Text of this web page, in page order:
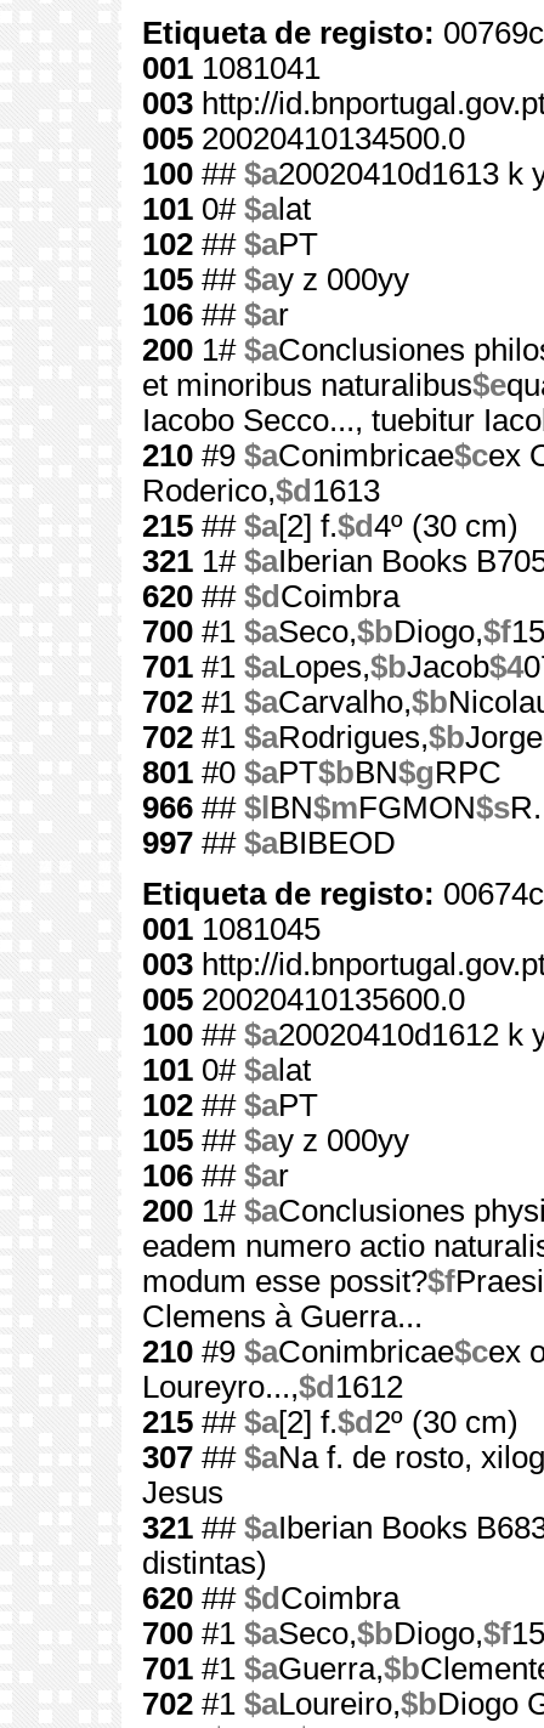
Etiqueta de registo:
001 1081041
003 http://
005 20020410134500.0
100 ## $a20020410d1613 k
101 0# $alat
102 ## $aPT
105 ## $ay z 000yy
106 ## $ar
200 1# $aConclusiones
et minoribus naturalibus$e
Iacobo Secco..., tuebitur
210 #9 $aConimbricae$cex
Roderico,$d 1613
215 ## $a[2] f.$d4º (30 cm)
321 1# $aIberian Books
620 ## $d Coimbra
700 #1 $aSeco,$bDiogo,$f
701 #1 $aLopes,$bJacob$4
702 #1 $aCarvalho,$b
702 #1 $aRodrigues,$b
801 #0 $aPT$bBN$gRPC
966 ## $l BN$mFGMON$s
997 ## $aBIBEOD
Etiqueta de registo:
001 1081045
003 http://
005 20020410135600.0
100 ## $a20020410d1612 k
101 0# $alat
102 ## $aPT
105 ## $ay z 000yy
106 ## $ar
200 1# $aConclusiones
eadem numero actio
modum esse possit?$f
Clemens à Guerra...
210 #9 $aConimbricae$cex
Loureyro...,$d 1612
215 ## $a[2] f.$d 2º (30 cm)
307 ## $aNa f. de rosto,
Jesus
321 ## $aIberian Books
distintas)
620 ## $d Coimbra
700 #1 $aSeco,$bDiogo,$f
701 #1 $aGuerra,$b
702 #1 $aLoureiro,$bDiogo